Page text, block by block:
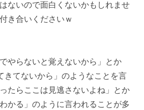
ないので面白くないかもしれませ
き合いくださいｗ
やらないと覚えないから」とか
きてないから」のようなことを言
たらここは見逃さないよね」とか
かる」のように言われることが多